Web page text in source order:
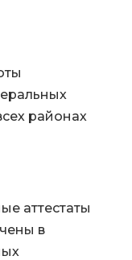
районах
аттестаты
в